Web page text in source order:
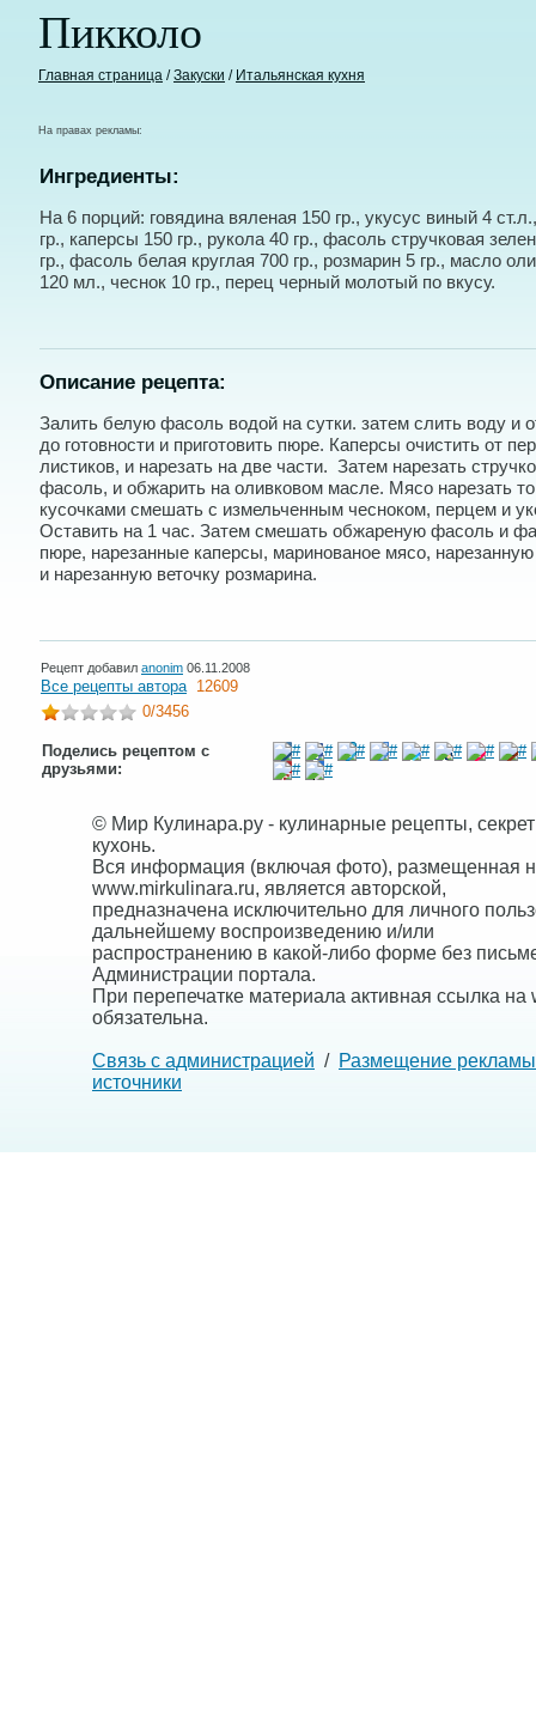
Пикколо
Главная страница /Закуски / Итальянская кухня
На правах рекламы:
Ингредиенты:
На 6 порций: говядина вяленая 150 гр., укусус виный 4
гр., каперсы 150 гр., рукола 40 гр., фасоль стручковая
гр., фасоль белая круглая 700 гр., розмарин 5 гр., масло
120 мл., чеснок 10 гр., перец черный молотый по вкусу.
Описание рецепта:
Залить белую фасоль водой на сутки. затем слить воду и
до готовности и приготовить пюре. Каперсы очистить от
листиков, и нарезать на две части. Затем нарезать
фасоль, и обжарить на оливковом масле. Мясо нарезать
кусочками смешать с измельченным чесноком, перцем и
Оставить на 1 час. Затем смешать обжареную фасоль и
пюре, нарезанные каперсы, маринованое мясо,
и нарезанную веточку розмарина.
Рецепт добавил anonim 06.11.2008
Все рецепты автора 12609
0/3456
Поделись рецептом с
друзьями:
© Мир Кулинара.ру - кулинарные рецепты,
кухонь.
Вся информация (включая фото), размещенная
www.mirkulinara.ru, является авторской,
предназначена исключительно для личного
дальнейшему воспроизведению и/или
распространению в какой-либо форме без
Администрации портала.
При перепечатке материала активная ссылка на
обязательна.
Связь с администрацией / Размещение рекламы
источники